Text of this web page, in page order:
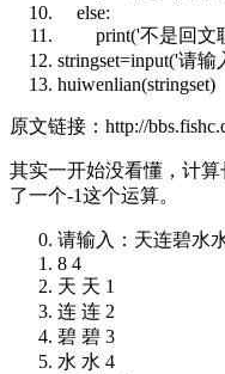
else:
print('不是回文
stringset=input('请输
huiwenlian(stringset)
原文链接：http://
其实一开始没看懂，计
了一个-1这个运算。
请输入：天连碧水
8 4
天 天 1
连 连 2
碧 碧 3
水 水 4